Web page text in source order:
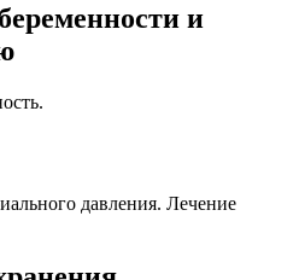
и
давления. Лечение